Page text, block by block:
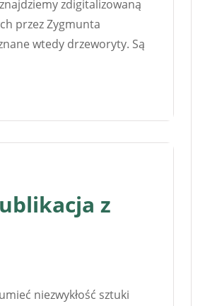
zdigitalizowaną
przez Zygmunta
wtedy drzeworyty. Są
z
niezwykłość sztuki